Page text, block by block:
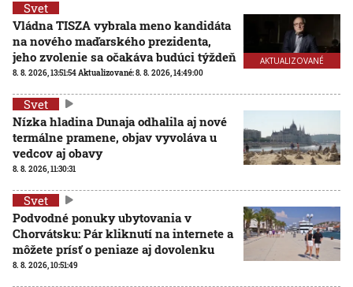
AKTUALIZOVANÉ
Svet
Vládna TISZA vybrala meno kandidáta
na nového maďarského prezidenta,
jeho zvolenie sa očakáva budúci týždeň
8. 8. 2026, 13:51:54Aktualizované:8. 8. 2026, 14:49:00
Svet
Nízka hladina Dunaja odhalila aj nové
termálne pramene, objav vyvoláva u
vedcov aj obavy
8. 8. 2026, 11:30:31
Svet
Podvodné ponuky ubytovania v
Chorvátsku: Pár kliknutí na internete a
môžete prísť o peniaze aj dovolenku
8. 8. 2026, 10:51:49